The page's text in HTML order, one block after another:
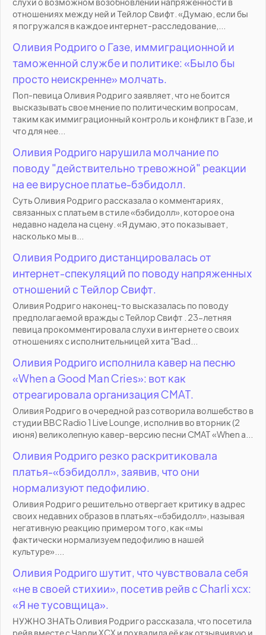
отношениях между ней и Тейлор Свифт. «Думаю, если бы
я погружался в каждое интернет-расследование,...
Оливия Родриго о Газе, иммиграционной и
таможенной службе и политике: «Было бы
просто неискренне» молчать.
Поп-певица Оливия Родриго заявляет, что не боится
высказывать свое мнение по политическим вопросам,
таким как иммиграционный контроль и конфликт в Газе, и
что для нее...
Оливия Родриго нарушила молчание по
поводу "действительно тревожной" реакции
на ее вирусное платье-бэбидолл.
Суть Оливия Родриго рассказала о комментариях,
связанных с платьем в стиле «бэбидолл», которое она
недавно надела на сцену. «Я думаю, это показывает,
насколько мы в...
Оливия Родриго дистанцировалась от
интернет-спекуляций по поводу напряженных
отношений с Тейлор Свифт.
Оливия Родриго наконец-то высказалась по поводу
предполагаемой вражды с Тейлор Свифт . 23-летняя
певица прокомментировала слухи в интернете о своих
отношениях с исполнительницей хита "Bad...
Оливия Родриго исполнила кавер на песню
«When a Good Man Cries»: вот как
отреагировала организация CMAT.
Оливия Родриго в очередной раз сотворила волшебство в
студии BBC Radio 1 Live Lounge, исполнив во вторник (2
июня) великолепную кавер-версию песни CMAT «When a...
Оливия Родриго резко раскритиковала
платья-«бэбидолл», заявив, что они
нормализуют педофилию.
Оливия Родриго решительно отвергает критику в адрес
своих недавних образов в платьях-«бэбидолл», называя
негативную реакцию примером того, как «мы
фактически нормализуем педофилию в нашей
культуре»....
Оливия Родриго шутит, что чувствовала себя
«не в своей стихии», посетив рейв с Charli xcx:
«Я не тусовщица».
НУЖНО ЗНАТЬ Оливия Родриго рассказала, что посетила
рейв вместе с Чарли XCX и похвалила её как отзывчивую и